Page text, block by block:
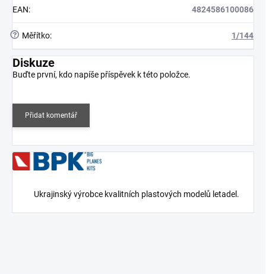
EAN: 4824586100086
? Měřítko: 1/144
Diskuze
Buďte první, kdo napíše příspěvek k této položce.
Přidat komentář
Ukrajinský výrobce kvalitních plastových modelů letadel.